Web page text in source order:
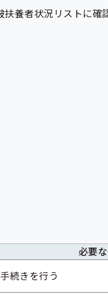
養者状況リストに
必要
続きを行う